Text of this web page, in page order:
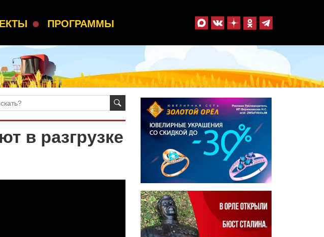
ПРОГРАММЫ
в разгрузке